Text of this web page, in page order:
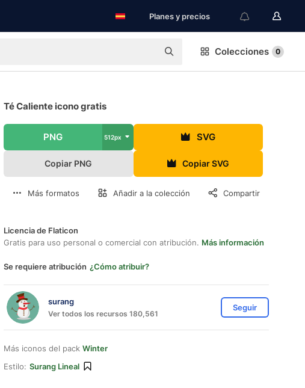
Planes y precios
Colecciones 0
Té Caliente icono gratis
PNG 512px SVG
Copiar PNG Copiar SVG
Más formatos Añadir a la colección Compartir
Licencia de Flaticon
Gratis para uso personal o comercial con atribución. Más información
Se requiere atribución ¿Cómo atribuir?
surang
Ver todos los recursos 180,561
Seguir
Más iconos del pack Winter
Estilo: Surang Lineal